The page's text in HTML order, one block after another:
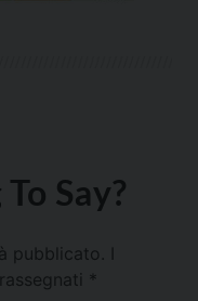
Say?
pubblicato.
*